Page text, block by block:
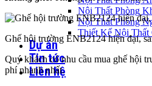
Nội Thất Phòng
Nội Thất Phòng
Thiết Kế Nội
Dự án
Tin tức
Liên hệ
Ghế hội trường ENB2124 hiện đại,
Quý khách có nhu cầu mua ghế hội
phí nhanh nhất.